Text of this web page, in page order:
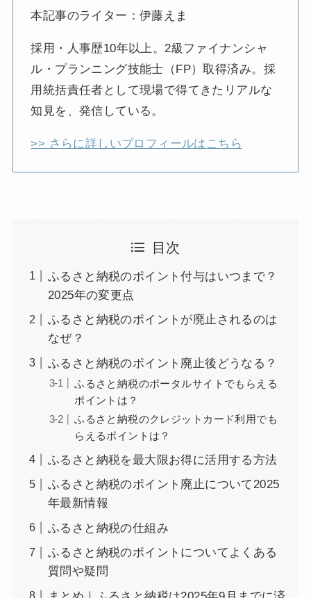
本記事のライター：伊藤えま
採用・人事歴10年以上。2級ファイナンシャ
ル・プランニング技能士（FP）取得済み。採
用統括責任者として現場で得てきたリアルな
知見を、発信している。
>> さらに詳しいプロフィールはこちら
目次
ふるさと納税のポイント付与はいつまで？
2025年の変更点
ふるさと納税のポイントが廃止されるのは
なぜ？
ふるさと納税のポイント廃止後どうなる？
ふるさと納税のポータルサイトでもらえる
ポイントは？
ふるさと納税のクレジットカード利用でも
らえるポイントは？
ふるさと納税を最大限お得に活用する方法
ふるさと納税のポイント廃止について2025
年最新情報
ふるさと納税の仕組み
ふるさと納税のポイントについてよくある
質問や疑問